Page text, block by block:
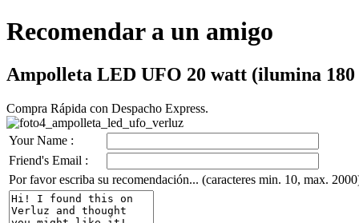
Recomendar a un amigo
Ampolleta LED UFO 20 watt (ilumina 180
Compra Rápida con Despacho Express.
Your Name :
Friend's Email :
Por favor escriba su recomendación... (caracteres min. 10, max.